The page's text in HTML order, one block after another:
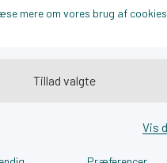
mere om vores brug af
Tillad valgte
Vis